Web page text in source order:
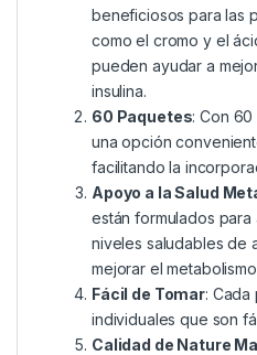
beneficiosos para las
como el cromo y el
pueden ayudar a
insulina.
60 Paquetes: Con
una opción
facilitando la
Apoyo a la Salud
están formulados
niveles saludables de
mejorar el
Fácil de Tomar:
individuales que son
Calidad de Nature